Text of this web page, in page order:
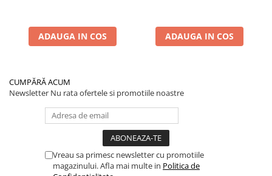
ADAUGA IN COS ADAUGA IN COS
CUMPĂRĂ ACUM
Newsletter Nu rata ofertele si promotiile noastre
Vreau sa primesc newsletter cu promotiile
magazinului. Afla mai multe in Politica de